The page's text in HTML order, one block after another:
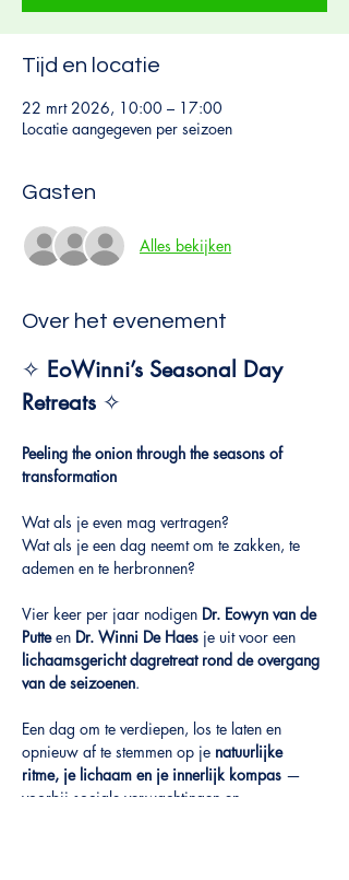
Tijd en locatie
22 mrt 2026, 10:00 – 17:00
Locatie aangegeven per seizoen
Gasten
Alles bekijken
Over het evenement
✧ EoWinni’s Seasonal Day
Retreats ✧
Peeling the onion through the seasons of
transformation
Wat als je even mag vertragen?
Wat als je een dag neemt om te zakken, te
ademen en te herbronnen?
Vier keer per jaar nodigen Dr. Eowyn van de
Putte en Dr. Winni De Haes je uit voor een
lichaamsgericht dagretreat rond de overgang
van de seizoenen.
Een dag om te verdiepen, los te laten en
opnieuw af te stemmen op je natuurlijke
ritme, je lichaam en je innerlijk kompas —
voorbij sociale verwachtingen en